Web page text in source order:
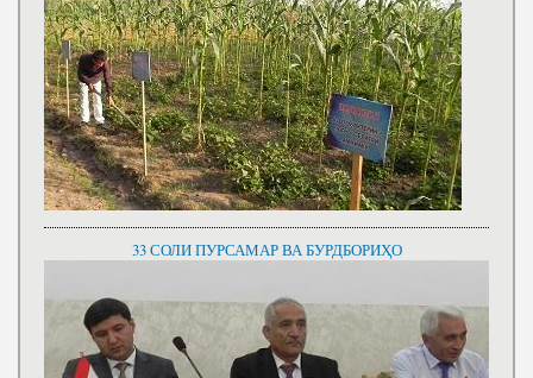
33 СОЛИ ПУРСАМАР ВА БУРДБОРИҲО